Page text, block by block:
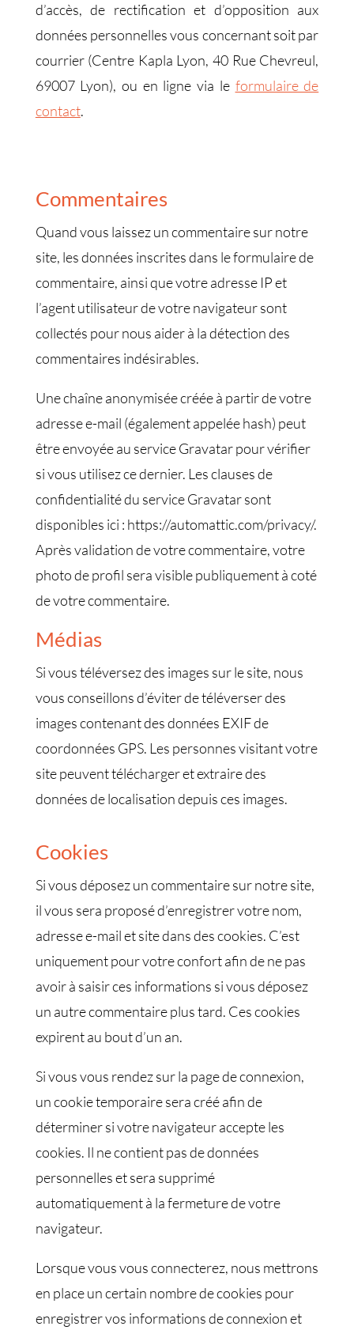
d’accès, de rectification et d’opposition aux
données personnelles vous concernant soit par
courrier (Centre Kapla Lyon, 40 Rue Chevreul,
69007 Lyon), ou en ligne via le formulaire de
contact.
Commentaires
Quand vous laissez un commentaire sur notre
site, les données inscrites dans le formulaire de
commentaire, ainsi que votre adresse IP et
l’agent utilisateur de votre navigateur sont
collectés pour nous aider à la détection des
commentaires indésirables.
Une chaîne anonymisée créée à partir de votre
adresse e-mail (également appelée hash) peut
être envoyée au service Gravatar pour vérifier
si vous utilisez ce dernier. Les clauses de
confidentialité du service Gravatar sont
disponibles ici : https://automattic.com/privacy/.
Après validation de votre commentaire, votre
photo de profil sera visible publiquement à coté
de votre commentaire.
Médias
Si vous téléversez des images sur le site, nous
vous conseillons d’éviter de téléverser des
images contenant des données EXIF de
coordonnées GPS. Les personnes visitant votre
site peuvent télécharger et extraire des
données de localisation depuis ces images.
Cookies
Si vous déposez un commentaire sur notre site,
il vous sera proposé d’enregistrer votre nom,
adresse e-mail et site dans des cookies. C’est
uniquement pour votre confort afin de ne pas
avoir à saisir ces informations si vous déposez
un autre commentaire plus tard. Ces cookies
expirent au bout d’un an.
Si vous vous rendez sur la page de connexion,
un cookie temporaire sera créé afin de
déterminer si votre navigateur accepte les
cookies. Il ne contient pas de données
personnelles et sera supprimé
automatiquement à la fermeture de votre
navigateur.
Lorsque vous vous connecterez, nous mettrons
en place un certain nombre de cookies pour
enregistrer vos informations de connexion et